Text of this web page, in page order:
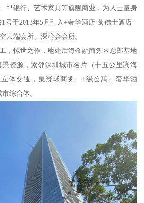
**银行、艺术家具等旗舰商业，为人士量身
号于2013年5月引入+奢华酒店‘莱佛士酒店’
云端会所、深湾会会所。
，惊世之作，地处后海金融商务区总部基地
资源，紧邻深圳城市名片（十五公里滨海
体交通，集寰球商务、+级公寓、奢华酒
综合体。